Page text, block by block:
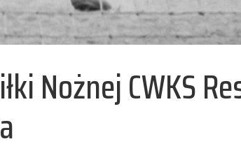
Nożnej CWKS